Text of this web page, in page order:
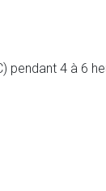
4 à 6